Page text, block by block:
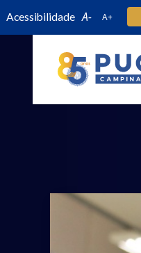
Acessibilidade